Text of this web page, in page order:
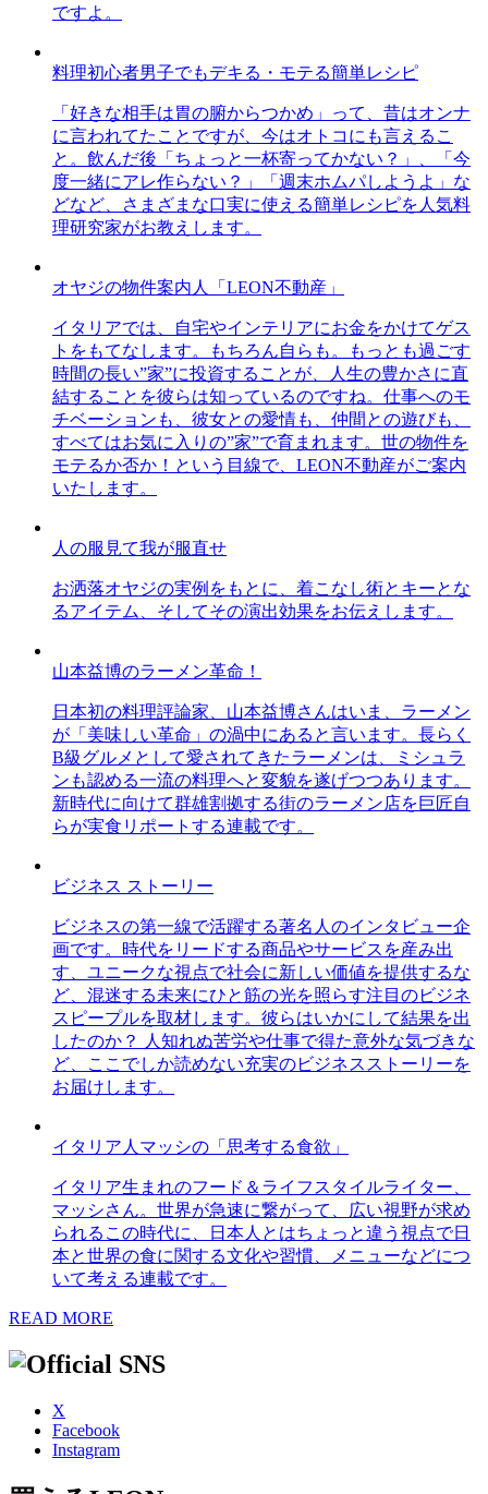
ですよ。
料理初心者男子でもデキる・モテる簡単レシピ
「好きな相手は胃の腑からつかめ」って、昔はオンナ
に言われてたことですが、今はオトコにも言えるこ
と。飲んだ後「ちょっと一杯寄ってかない？」、「今
度一緒にアレ作らない？」「週末ホムパしようよ」な
どなど、さまざまな口実に使える簡単レシピを人気料
理研究家がお教えします。
オヤジの物件案内人「LEON不動産」
イタリアでは、自宅やインテリアにお金をかけてゲス
トをもてなします。もちろん自らも。もっとも過ごす
時間の長い”家”に投資することが、人生の豊かさに直
結することを彼らは知っているのですね。仕事へのモ
チベーションも、彼女との愛情も、仲間との遊びも、
すべてはお気に入りの”家”で育まれます。世の物件を
モテるか否か！という目線で、LEON不動産がご案内
いたします。
人の服見て我が服直せ
お洒落オヤジの実例をもとに、着こなし術とキーとな
るアイテム、そしてその演出効果をお伝えします。
山本益博のラーメン革命！
日本初の料理評論家、山本益博さんはいま、ラーメン
が「美味しい革命」の渦中にあると言います。長らく
B級グルメとして愛されてきたラーメンは、ミシュラ
ンも認める一流の料理へと変貌を遂げつつあります。
新時代に向けて群雄割拠する街のラーメン店を巨匠自
らが実食リポートする連載です。
ビジネス ストーリー
ビジネスの第一線で活躍する著名人のインタビュー企
画です。時代をリードする商品やサービスを産み出
す、ユニークな視点で社会に新しい価値を提供するな
ど、混迷する未来にひと筋の光を照らす注目のビジネ
スピープルを取材します。彼らはいかにして結果を出
したのか？ 人知れぬ苦労や仕事で得た意外な気づきな
ど、ここでしか読めない充実のビジネスストーリーを
お届けします。
イタリア人マッシの「思考する食欲」
イタリア生まれのフード＆ライフスタイルライター、
マッシさん。世界が急速に繋がって、広い視野が求め
られるこの時代に、日本人とはちょっと違う視点で日
本と世界の食に関する文化や習慣、メニューなどにつ
いて考える連載です。
READ MORE
X
Facebook
Instagram